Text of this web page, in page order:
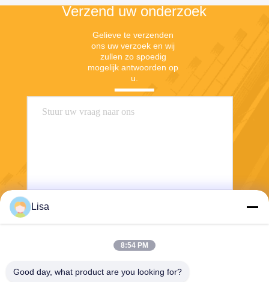
Verzend uw onderzoek
Gelieve te verzenden
ons uw verzoek en wij
zullen zo spoedig
mogelijk antwoorden op
u.
Lisa
8:54 PM
Good day, what product are you looking for?